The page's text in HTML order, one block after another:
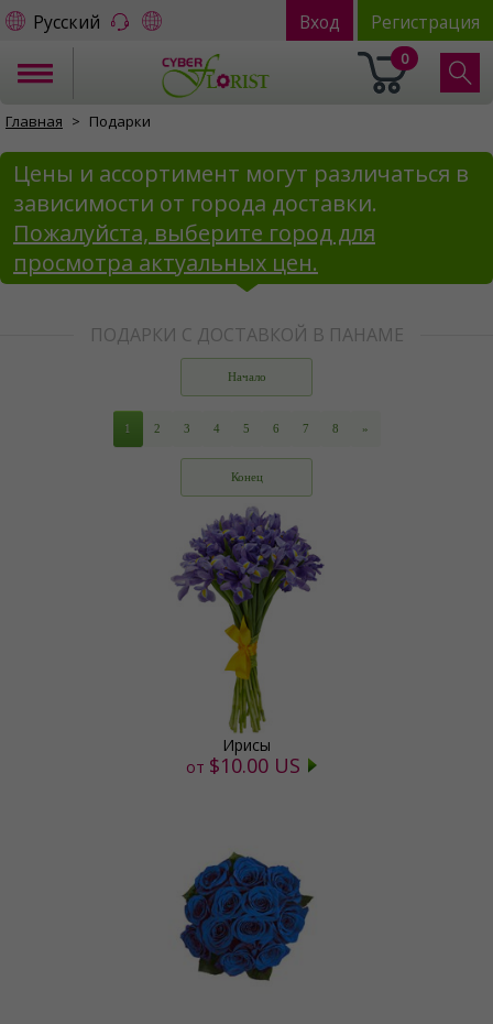
Русский Вход Регистрация
0
Главная Подарки
Цены и ассортимент могут различаться в
зависимости от города доставки.
Пожалуйста, выберите город для
просмотра актуальных цен.
ПОДАРКИ С ДОСТАВКОЙ В ПАНАМЕ
Начало
1 2 3 4 5 6 7 8 »
Конец
Ирисы
от $10.00 US